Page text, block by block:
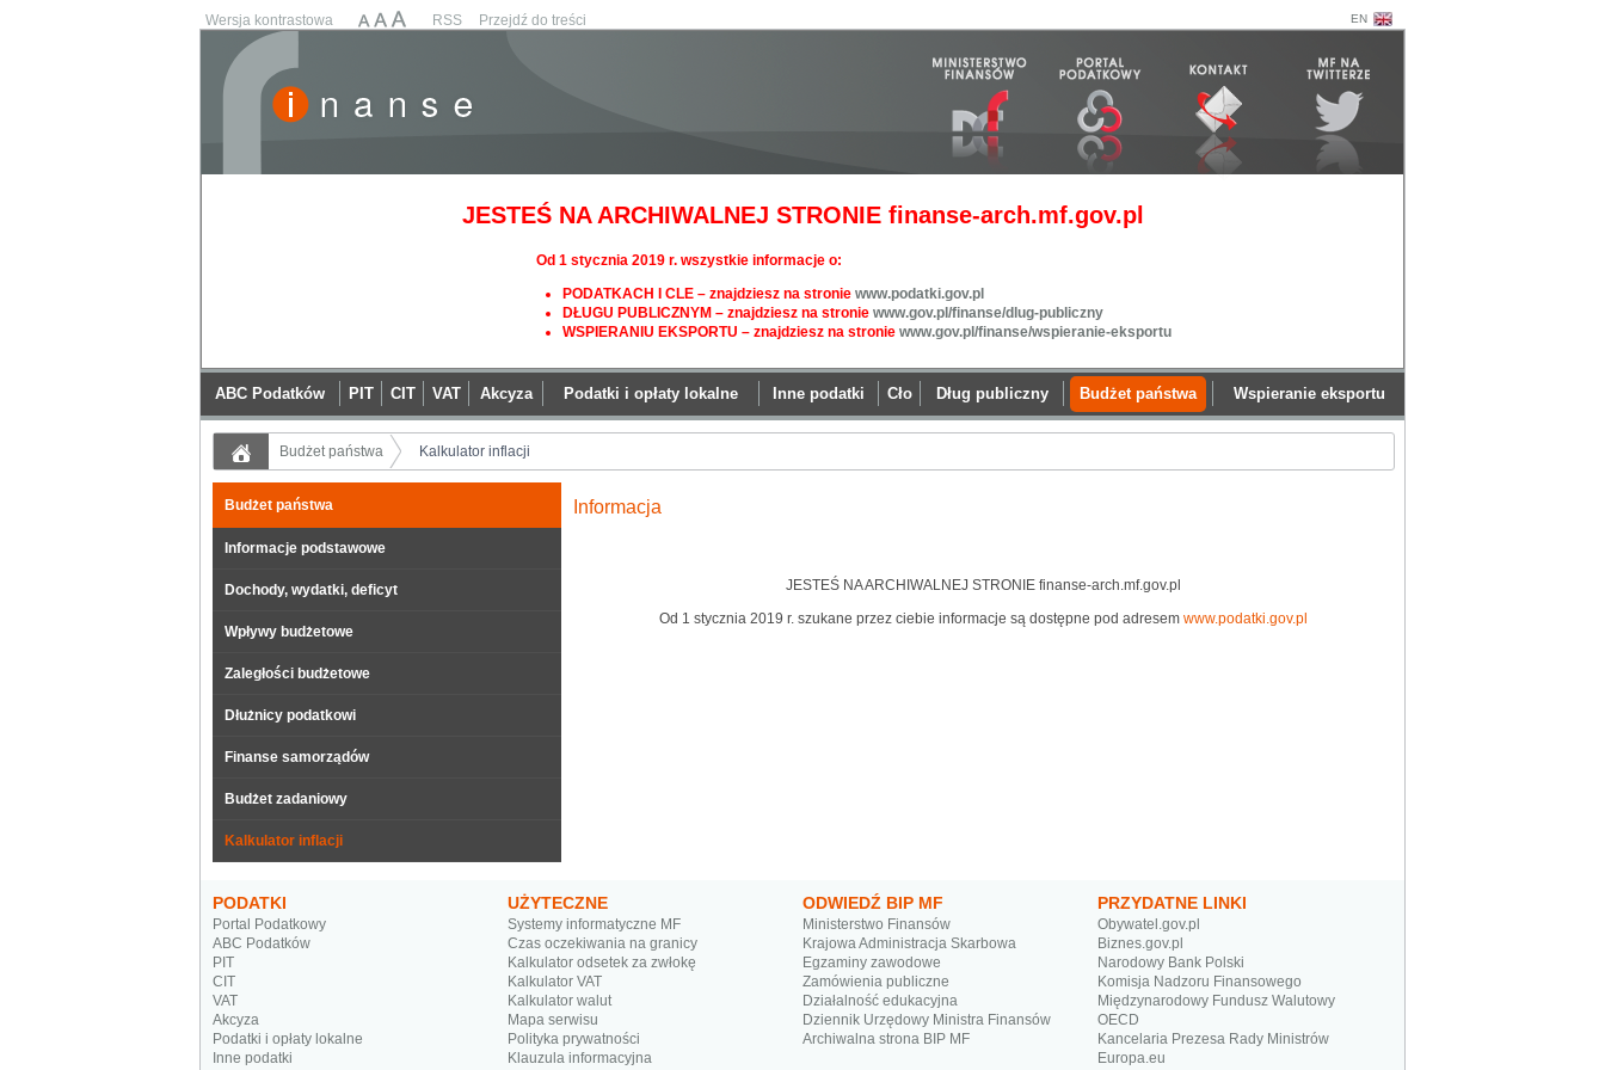
Wersja kontrastowa RSS Przejdź do treści EN
JESTEŚ NA ARCHIWALNEJ STRONIE finanse-arch.mf.gov.pl
Od 1 stycznia 2019 r. wszystkie informacje o:
PODATKACH I CLE – znajdziesz na stronie www.podatki.gov.pl
DŁUGU PUBLICZNYM – znajdziesz na stronie www.gov.pl/finanse/dlug-publiczny
WSPIERANIU EKSPORTU – znajdziesz na stronie www.gov.pl/finanse/wspieranie-eksportu
ABC Podatków PIT CIT VAT Akcyza Podatki i opłaty lokalne Inne podatki Cło Dług publiczny Budżet państwa Wspieranie eksportu
Budżet państwa Kalkulator inflacji
Budżet państwa
Informacje podstawowe
Dochody, wydatki, deficyt
Wpływy budżetowe
Zaległości budżetowe
Dłużnicy podatkowi
Finanse samorządów
Budżet zadaniowy
Kalkulator inflacji
Informacja
JESTEŚ NA ARCHIWALNEJ STRONIE finanse-arch.mf.gov.pl
Od 1 stycznia 2019 r. szukane przez ciebie informacje są dostępne pod adresem www.podatki.gov.pl
PODATKI
Portal Podatkowy
ABC Podatków
PIT
CIT
VAT
Akcyza
Podatki i opłaty lokalne
Inne podatki
UŻYTECZNE
Systemy informatyczne MF
Czas oczekiwania na granicy
Kalkulator odsetek za zwłokę
Kalkulator VAT
Kalkulator walut
Mapa serwisu
Polityka prywatności
Klauzula informacyjna
ODWIEDŹ BIP MF
Ministerstwo Finansów
Krajowa Administracja Skarbowa
Egzaminy zawodowe
Zamówienia publiczne
Działalność edukacyjna
Dziennik Urzędowy Ministra Finansów
Archiwalna strona BIP MF
PRZYDATNE LINKI
Obywatel.gov.pl
Biznes.gov.pl
Narodowy Bank Polski
Komisja Nadzoru Finansowego
Międzynarodowy Fundusz Walutowy
OECD
Kancelaria Prezesa Rady Ministrów
Europa.eu